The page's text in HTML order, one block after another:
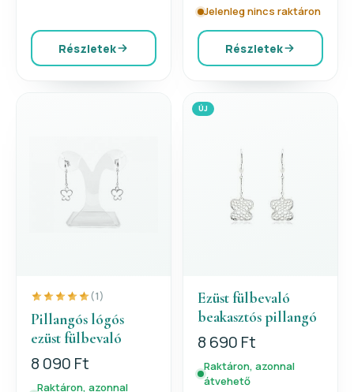
Részletek
Jelenleg nincs raktáron
Részletek
(1)
Pillangós lógós
ezüst fülbevaló
8 090 Ft
Raktáron, azonnal
ÚJ
Ezüst fülbevaló
beakasztós pillangó
8 690 Ft
Raktáron, azonnal
átvehető